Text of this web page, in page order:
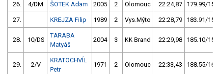
26. 4/DM ŠOTEK Adam 2005 2 Olomouc 22:24,87 179.99/15,5
27. KREJZA Filip 1989 2 Vys.Mýto 22:28,79 183.91/15,8
28. 10/DS
TARABA
Matyáš
2004 3 KK Brand 22:29,98 185.10/15,9
29. 2/V
KRATOCHVÍL
Petr
1971 2 Olomouc 22:33,43 188.55/16,2